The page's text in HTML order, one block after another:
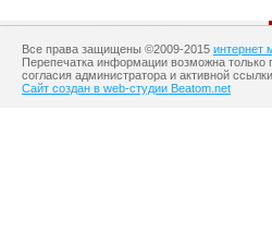
Все права защищены ©2009-2015 интернет
Перепечатка информации возможна только
согласия администратора и активной
Сайт создан в web-студии Beatom.net